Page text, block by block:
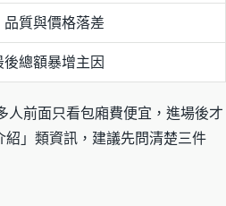
品質與價格落差
後總額暴增主因
前面只看包廂費便宜，進場後才
」類資訊，建議先問清楚三件